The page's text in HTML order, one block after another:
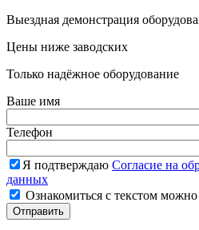
Выездная демонстрация
Цены ниже заводских
Только надёжное оборудование
Ваше имя
Телефон
Я подтверждаю Согласие на
данных
Ознакомиться с текстом можно
Отправить